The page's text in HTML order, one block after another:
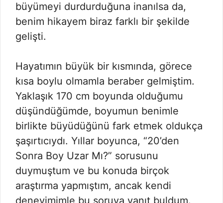
büyümeyi durdurduğuna inanılsa da,
benim hikayem biraz farklı bir şekilde
gelişti.
Hayatımın büyük bir kısmında, görece
kısa boylu olmamla beraber gelmiştim.
Yaklaşık 170 cm boyunda olduğumu
düşündüğümde, boyumun benimle
birlikte büyüdüğünü fark etmek oldukça
şaşırtıcıydı. Yıllar boyunca, “20’den
Sonra Boy Uzar Mı?” sorusunu
duymuştum ve bu konuda birçok
araştırma yapmıştım, ancak kendi
deneyimimle bu soruya yanıt buldum.